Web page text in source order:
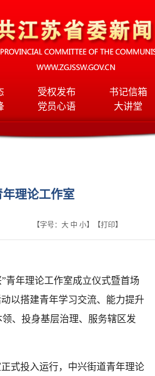
受权发布 书记信箱
党员心语 大讲堂
理论工作室
【字号： 大 中 小】【打印】
青年理论工作室成立仪式暨首场
以搭建青年学习交流、能力提升
、投身基层治理、服务辖区发
式投入运行，中兴街道青年理论